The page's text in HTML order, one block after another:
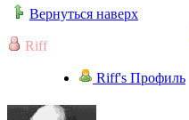
Вернуться наверх
Riff
Riff's Профиль